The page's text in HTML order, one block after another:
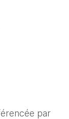
par